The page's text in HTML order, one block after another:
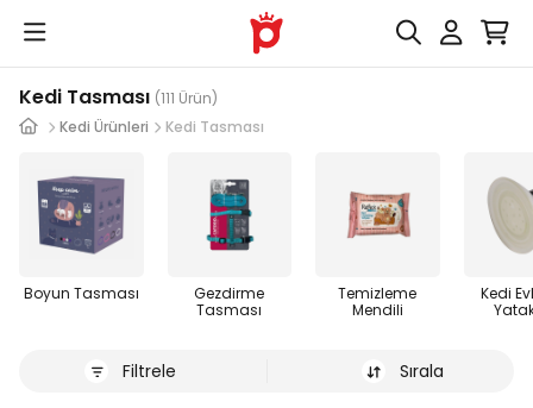
Kedi Tasması (111 Ürün)
Kedi Ürünleri
Kedi Tasması
Boyun Tasması
Gezdirme
Tasması
Temizleme
Mendili
Kedi
Filtrele Sırala